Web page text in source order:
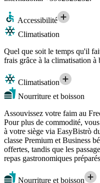
Accessibilité
Climatisation
Quel que soit le temps qu'il
frais grâce à la climatisation à
Climatisation
Nourriture et boisson
Assouvissez votre faim au
Pour plus de commodité,
à votre siège via EasyBistrò
classe Premium et Business
offertes, tandis que les
repas gastronomiques
Nourriture et boisson